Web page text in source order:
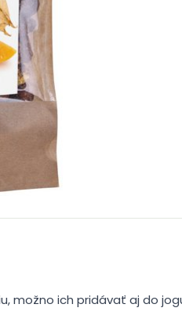
možno ich pridávať aj do